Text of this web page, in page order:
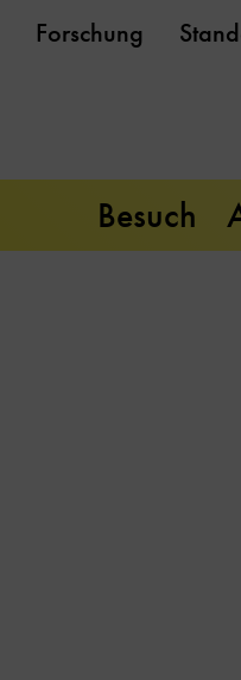
Forschung
Besuch